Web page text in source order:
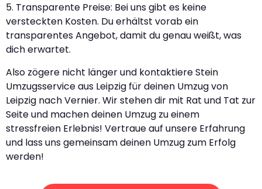
5. Transparente Preise: Bei uns gibt es keine
versteckten Kosten. Du erhältst vorab ein
transparentes Angebot, damit du genau weißt, was
dich erwartet.
Also zögere nicht länger und kontaktiere Stein
Umzugsservice aus Leipzig für deinen Umzug von
Leipzig nach Vernier. Wir stehen dir mit Rat und Tat zur
Seite und machen deinen Umzug zu einem
stressfreien Erlebnis! Vertraue auf unsere Erfahrung
und lass uns gemeinsam deinen Umzug zum Erfolg
werden!